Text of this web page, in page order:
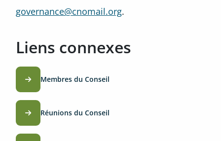
governance@cnomail.org.
Liens connexes
Membres du Conseil
Réunions du Conseil